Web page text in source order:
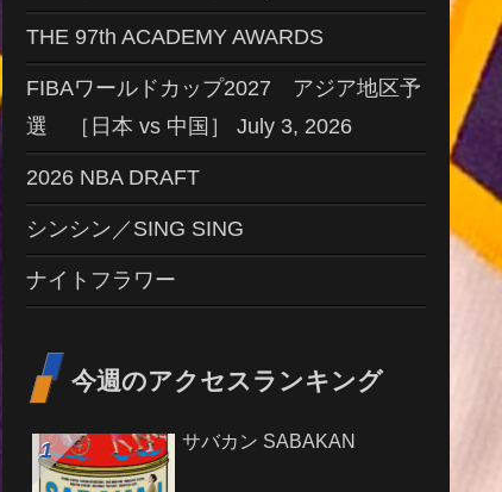
THE 97th ACADEMY AWARDS
FIBAワールドカップ2027 アジア地区予
選 ［日本 vs 中国］ July 3, 2026
2026 NBA DRAFT
シンシン／SING SING
ナイトフラワー
今週のアクセスランキング
サバカン SABAKAN